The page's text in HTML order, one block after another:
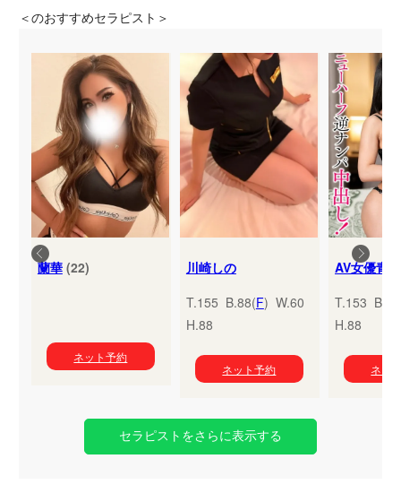
＜のおすすめセラピスト＞
蘭華(22)
ネット予約
川崎しの
T.155 B.88(F) W.60
H.88
ネット予約
T.153
H.88
ネッ
セラピストをさらに表示する